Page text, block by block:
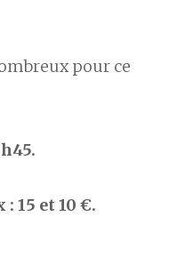
pour ce
15 et 10 €.